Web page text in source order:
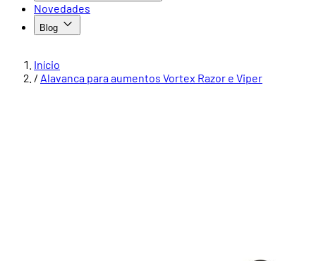
Novedades
Blog
Início
/ Alavanca para aumentos Vortex Razor e Viper